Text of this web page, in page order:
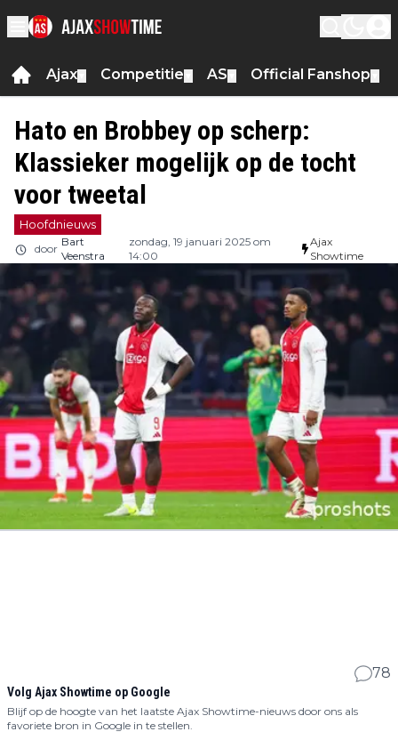
Ajax Competitie AS Official Fanshop
Hato en Brobbey op scherp:
Klassieker mogelijk op de tocht
voor tweetal
Hoofdnieuws
door
Bart
Veenstra
zondag, 19 januari 2025 om
14:00
Ajax
Showtime
78
Volg Ajax Showtime op Google
Blijf op de hoogte van het laatste Ajax Showtime-nieuws door ons als
favoriete bron in Google in te stellen.